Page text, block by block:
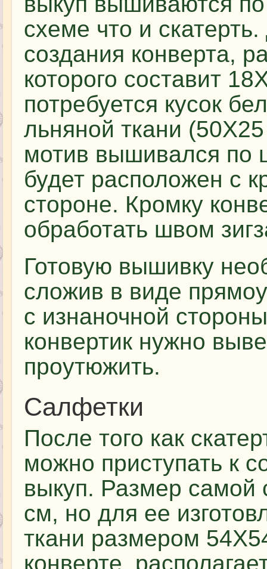
схеме что и
создания конверта,
которого составит
потребуется кусок
льняной ткани
мотив вышивался по
будет расположен с
стороне. Кромку
обработать швом
Готовую вышивку
сложив в виде
с изнаночной
конвертик нужно
проутюжить.
Салфетки
После того как
можно приступать к
выкуп. Размер самой
см, но для ее
ткани размером
конверте,